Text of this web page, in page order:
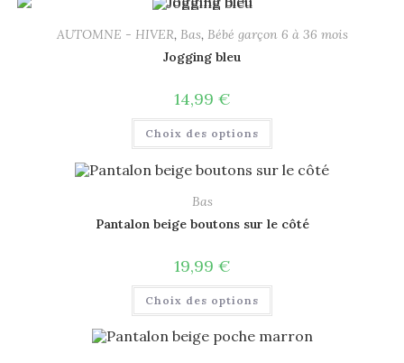
AUTOMNE - HIVER, Bas, Bébé garçon 6 à 36 mois
Jogging bleu
14,99 €
Choix des options
Bas
Pantalon beige boutons sur le côté
19,99 €
Choix des options